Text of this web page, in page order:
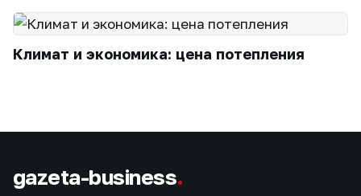
Климат и экономика: цена потепления
gazeta-business.